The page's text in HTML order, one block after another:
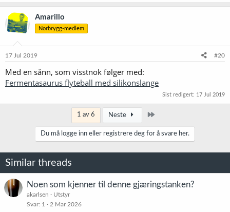
Amarillo
Norbrygg-medlem
17 Jul 2019 #20
Med en sånn, som visstnok følger med:
Fermentasaurus flyteball med silikonslange
Sist redigert: 17 Jul 2019
1 av 6 Neste
Du må logge inn eller registrere deg for å svare her.
Similar threads
Noen som kjenner til denne gjæringstanken?
akarlsen
Utstyr
Svar 1 2 Mar 2026